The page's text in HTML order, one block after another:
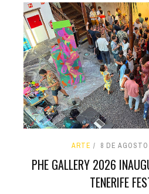
ARTE 8 DE AGOSTO
PHE GALLERY 2026
TENERIFE